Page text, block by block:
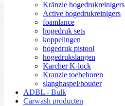
Kränzle hogedrukreinigers
Active hogedrukreinigers
foamlance
hogedruk sets
koppelingen
hogedruk pistool
hogedrukslangen
Karcher K-lock
Kranzle toebehoren
slanghaspel/houder
ADBL - Bulk
Carwash producten